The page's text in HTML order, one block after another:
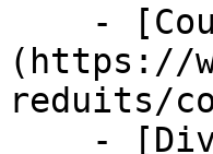
(https://
reduits/